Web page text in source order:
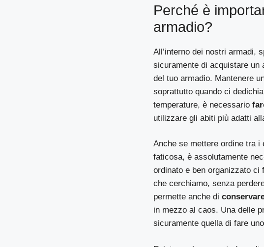
Perché è
armadio?
All’interno dei nostri armadi,
sicuramente di acquistare un
del tuo armadio. Mantenere
soprattutto quando ci
temperature, è necessario
utilizzare gli abiti più adatti
Anche se mettere ordine tra i
faticosa, è assolutamente
ordinato e ben organizzato ci
che cerchiamo, senza
permette anche di
in mezzo al caos. Una delle
sicuramente quella di fare